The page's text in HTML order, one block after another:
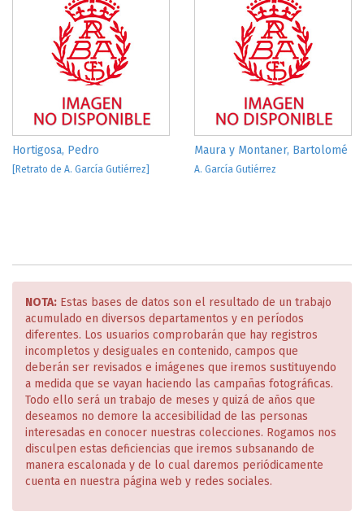
Hortigosa, Pedro
[Retrato de A. García Gutiérrez]
Maura y Montaner, Bartolomé
A. García Gutiérrez
NOTA: Estas bases de datos son el resultado de un trabajo
acumulado en diversos departamentos y en períodos
diferentes. Los usuarios comprobarán que hay registros
incompletos y desiguales en contenido, campos que
deberán ser revisados e imágenes que iremos sustituyendo
a medida que se vayan haciendo las campañas fotográficas.
Todo ello será un trabajo de meses y quizá de años que
deseamos no demore la accesibilidad de las personas
interesadas en conocer nuestras colecciones. Rogamos nos
disculpen estas deficiencias que iremos subsanando de
manera escalonada y de lo cual daremos periódicamente
cuenta en nuestra página web y redes sociales.